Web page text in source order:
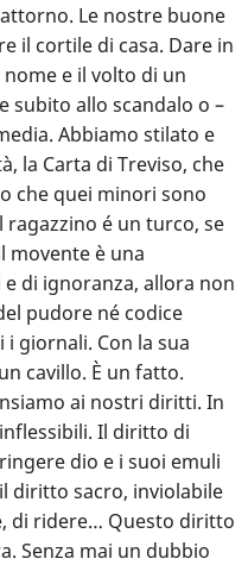
Le nostre buone
il cortile di casa. Dare in
e il volto di un
subito allo scandalo o –
Abbiamo stilato e
la Carta di Treviso, che
che quei minori sono
é un turco, se
movente è una
di ignoranza, allora non
pudore né codice
giornali. Con la sua
cavillo. È un fatto.
ai nostri diritti. In
Il diritto di
dio e i suoi emuli
diritto sacro, inviolabile
di ridere… Questo diritto
Senza mai un dubbio